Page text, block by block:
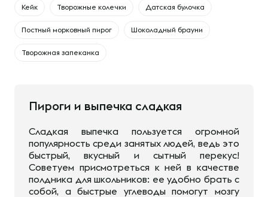
Кейк Творожные колечки Датская булочка
Постный морковный пирог Шоколадный брауни
Творожная запеканка
Пироги и выпечка сладкая
Сладкая выпечка пользуется огромной
популярность среди занятых людей, ведь это
быстрый, вкусный и сытный перекус!
Советуем присмотреться к ней в качестве
полдника для школьников: ее удобно брать с
собой, а быстрые углеводы помогут мозгу